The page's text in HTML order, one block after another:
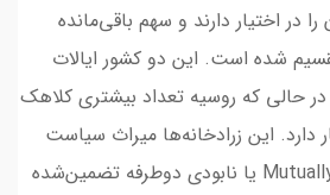
در اختیار دارند و سهم باقی‌مانده
شده است. این دو کشور ایالات
حالی که روسیه تعداد بیشتری کلاهک
دارد. این زرادخانه‌ها میراث سیاست
Mutually Assured Destruction یا نابودی دوطرفه تضمین‌شده